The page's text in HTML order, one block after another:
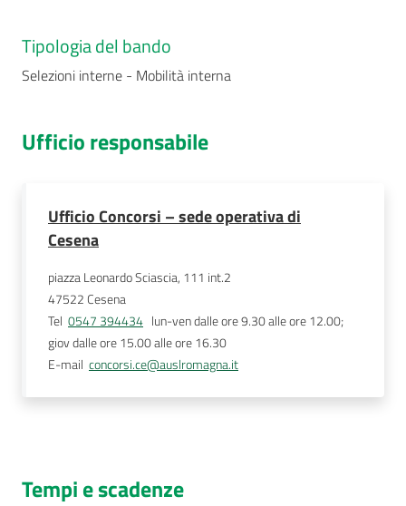
Tipologia del bando
Selezioni interne - Mobilità interna
Ufficio responsabile
Ufficio Concorsi – sede operativa di
Cesena
piazza Leonardo Sciascia, 111 int.2
47522 Cesena
Tel 0547 394434
   lun-ven dalle ore 9.30 alle ore 12.00;
giov dalle ore 15.00 alle ore 16.30
E-mail concorsi.ce@auslromagna.it
Tempi e scadenze